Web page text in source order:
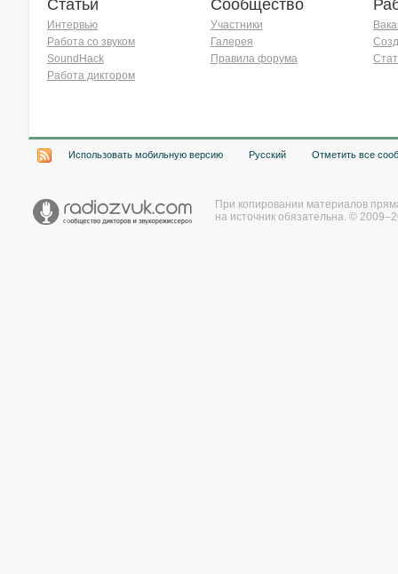
Статьи
Интервью
Работа со звуком
SoundHack
Работа диктором
Сообщество
Участники
Галерея
Правила форума
Использовать мобильную версию Русский Отметить все
При копировании материалов
на источник обязательна. ©